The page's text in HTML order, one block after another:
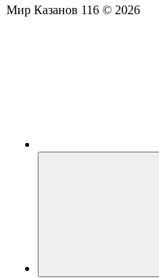
Мир Казанов 116 © 2026